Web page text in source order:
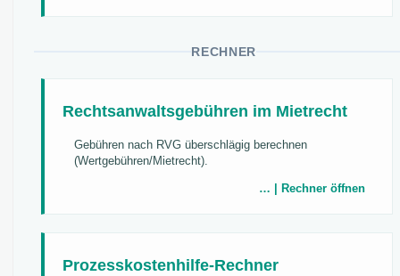
RECHNER
Rechtsanwaltsgebühren im Mietrecht
Gebühren nach RVG überschlägig berechnen
(Wertgebühren/Mietrecht).
… | Rechner öffnen
Prozesskostenhilfe-Rechner